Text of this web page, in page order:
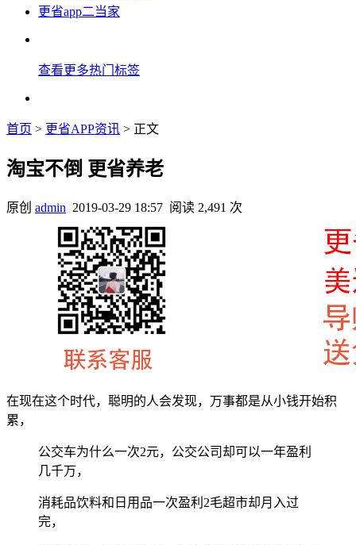
更省app二当家
查看更多热门标签
首页 > 更省APP资讯 > 正文
淘宝不倒 更省养老
原创 admin 2019-03-29 18:57 阅读 2,491 次
在现在这个时代，聪明的人会发现，万事都是从小钱开始积
累，
公交车为什么一次2元，公交公司却可以一年盈利
几千万，
消耗品饮料和日用品一次盈利2毛超市却月入过
完，